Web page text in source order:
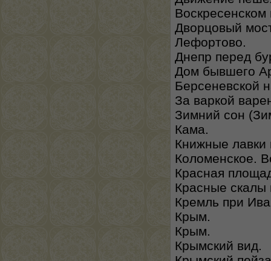
Воскресенском
Дворцовый
Лефортово.
Днепр перед
Дом бывшего
Берсеневской
За варкой
Зимний сон
Кама.
Книжные лавки
Коломенское.
Красная
Красные скалы
Кремль при
Крым.
Крым.
Крымский вид.